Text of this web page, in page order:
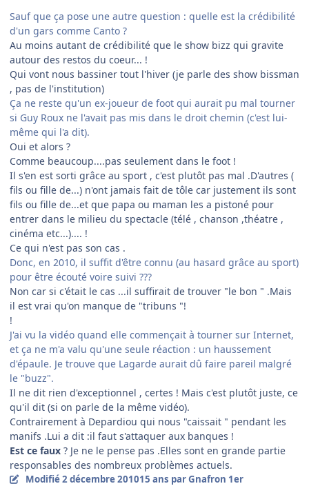
Sauf que ça pose une autre question : quelle est la crédibilité
d'un gars comme Canto ?
Au moins autant de crédibilité que le show bizz qui gravite
autour des restos du coeur... !
Qui vont nous bassiner tout l'hiver (je parle des show bissman
, pas de l'institution)
Ça ne reste qu'un ex-joueur de foot qui aurait pu mal tourner
si Guy Roux ne l'avait pas mis dans le droit chemin (c'est lui-
même qui l'a dit).
Oui et alors ?
Comme beaucoup....pas seulement dans le foot !
Il s'en est sorti grâce au sport , c'est plutôt pas mal .D'autres (
fils ou fille de...) n'ont jamais fait de tôle car justement ils sont
fils ou fille de...et que papa ou maman les a pistoné pour
entrer dans le milieu du spectacle (télé , chanson ,théatre ,
cinéma etc...).... !
Ce qui n'est pas son cas .
Donc, en 2010, il suffit d'être connu (au hasard grâce au sport)
pour être écouté voire suivi ???
Non car si c'était le cas ...il suffirait de trouver "le bon " .Mais
il est vrai qu'on manque de "tribuns "!
!
J'ai vu la vidéo quand elle commençait à tourner sur Internet,
et ça ne m'a valu qu'une seule réaction : un haussement
d'épaule. Je trouve que Lagarde aurait dû faire pareil malgré
le "buzz".
Il ne dit rien d'exceptionnel , certes ! Mais c'est plutôt juste, ce
qu'il dit (si on parle de la même vidéo).
Contrairement à Depardiou qui nous "caissait " pendant les
manifs .Lui a dit :il faut s'attaquer aux banques !
Est ce faux ? Je ne le pense pas .Elles sont en grande partie
responsables des nombreux problèmes actuels.
Modifié2 décembre 201015 ans par Gnafron 1er